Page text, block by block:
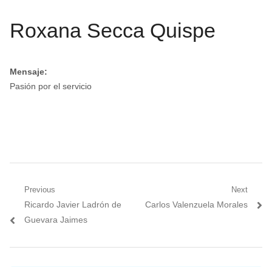
Roxana Secca Quispe
Mensaje:
Pasión por el servicio
Navegación
de
Previous
Previous
post:
Ricardo Javier Ladrón de
Guevara Jaimes
Next
Next
Carlos Valenzuela Morales